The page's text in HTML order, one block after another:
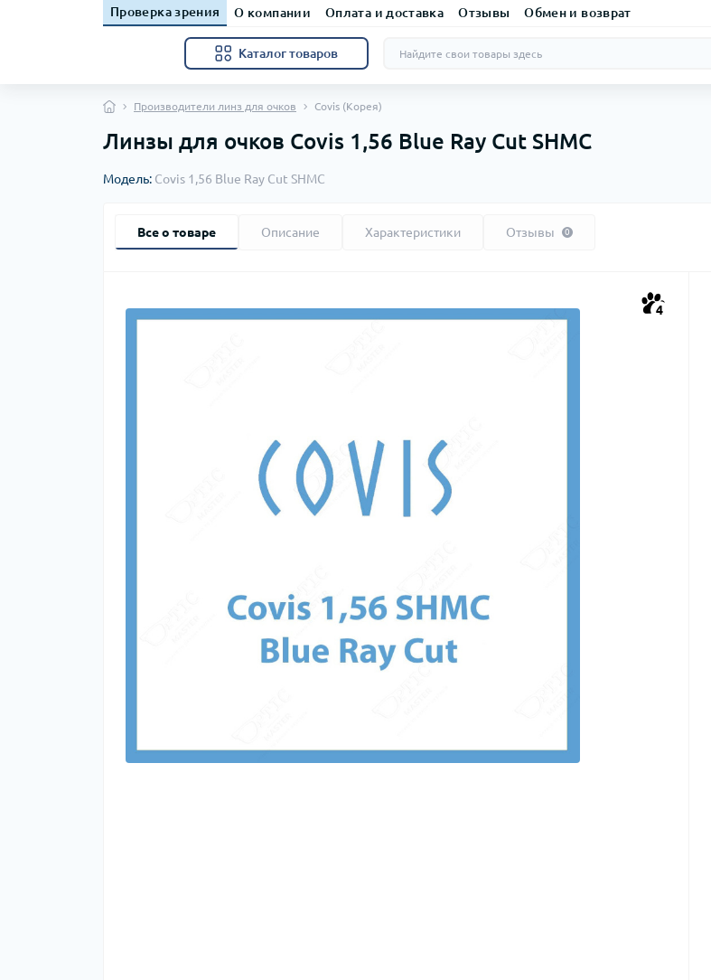
Проверка зрения О компании Оплата и доставка Отзывы Обмен и возврат
Каталог товаров
Производители линз для очков Covis (Корея)
Линзы для очков Covis 1,56 Blue Ray Cut SHMC
Модель: Covis 1,56 Blue Ray Cut SHMC
Все о товаре Описание Характеристики Отзывы 0
4